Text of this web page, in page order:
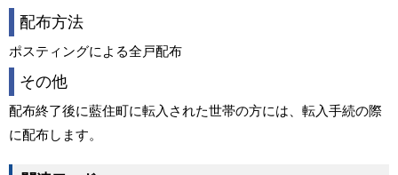
配布方法
ポスティングによる全戸配布
その他
配布終了後に藍住町に転入された世帯の方には、転入手続の際
に配布します。